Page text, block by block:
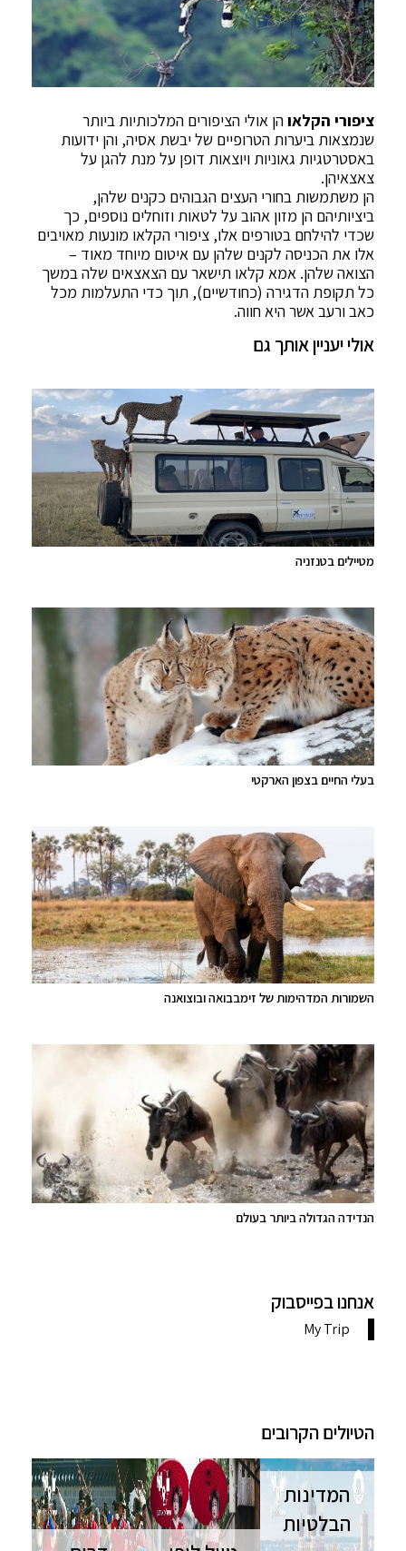
ציפורי הקלאוהן אולי הציפורים המלכותיות ביותר
שנמצאות ביערות הטרופיים של יבשת אסיה, והן ידועות
באסטרטגיות גאוניות ויוצאות דופן על מנת להגן על
צאצאיהן.
הן משתמשות בחורי העצים הגבוהים כקנים שלהן,
ביציותיהם הן מזון אהוב על לטאות וזוחלים נוספים, כך
שכדי להילחם בטורפים אלו, ציפורי הקלאו מונעות מאויבים
אלו את הכניסה לקנים שלהן עם איטום מיוחד מאוד –
הצואה שלהן. אמא קלאו תישאר עם הצאצאים שלה במשך
כל תקופת הדגירה (כחודשיים), תוך כדי התעלמות מכל
כאב ורעב אשר היא חווה.
אולי יעניין אותך גם
מטיילים בטנזניה
בעלי החיים בצפון הארקטי
השמורות המדהימות של זימבבואה ובוצואנה
הנדידה הגדולה ביותר בעולם
אנחנו בפייסבוק
הטיולים הקרובים
המדינות
הבלטיות